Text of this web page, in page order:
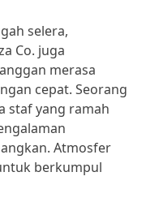
selera,
Co. juga
merasa
cepat. Seorang
staf yang ramah
Atmosfer
berkumpul